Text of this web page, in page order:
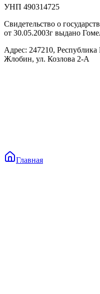
УНП 490314725
Свидетельство о
от 30.05.2003г выдано
Адрес: 247210, Республика
Жлобин, ул. Козлова 2-А
Главная